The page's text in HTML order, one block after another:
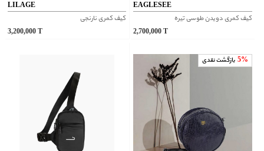
LILAGE
کیف کمری نارنجی
3,200,000
EAGLESEE
کیف کمری دویدن طوسی تیره
2,700,000
5% بازگشت نقدی